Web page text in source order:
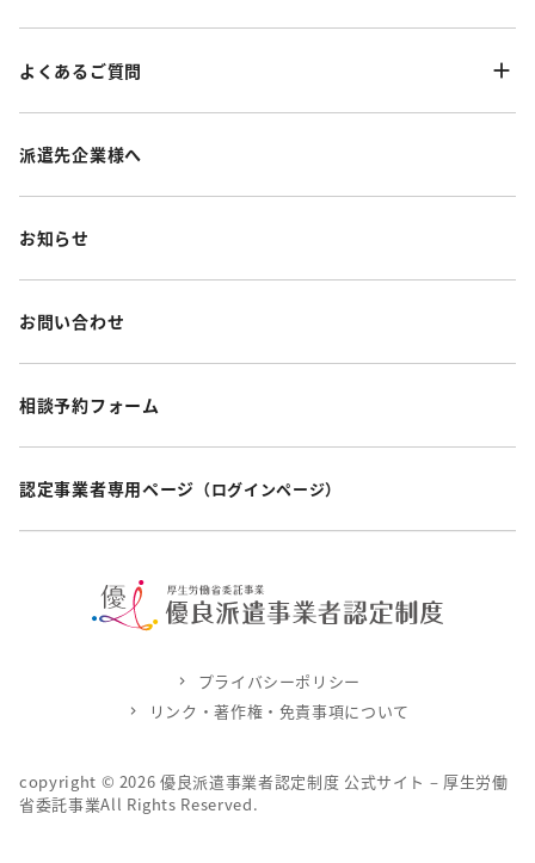
よくあるご質問
派遣先企業様へ
お知らせ
お問い合わせ
相談予約フォーム
認定事業者専用ページ （ログインページ）
copyright © 2026 優良派遣事業者認定制度 公式サイト – 厚生労働
省委託事業All Rights Reserved.
プライバシーポリシー
リンク・著作権・免責事項について